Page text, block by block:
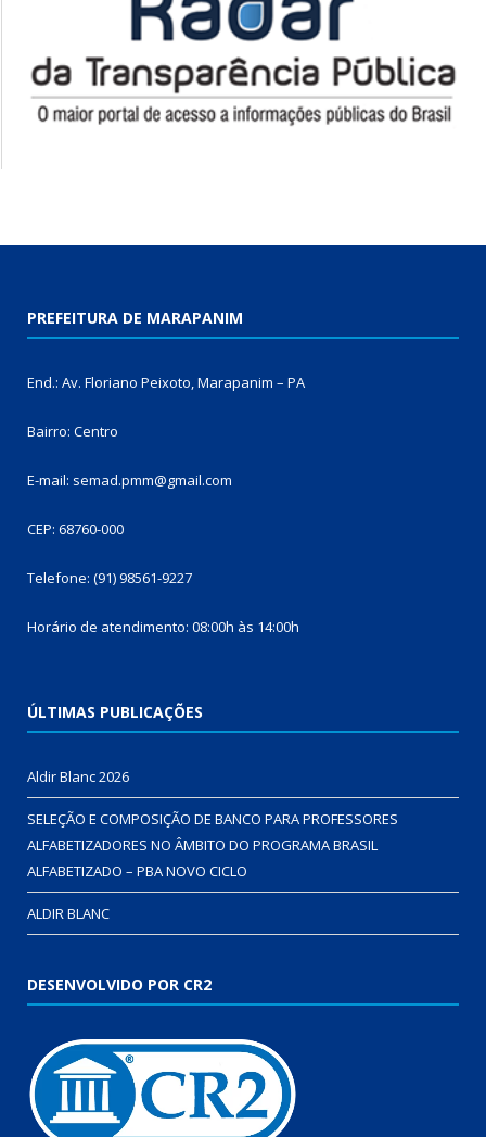
PREFEITURA DE MARAPANIM
End.: Av. Floriano Peixoto, Marapanim – PA
Bairro: Centro
E-mail: semad.pmm@gmail.com
CEP: 68760-000
Telefone: (91) 98561-9227
Horário de atendimento: 08:00h às 14:00h
ÚLTIMAS PUBLICAÇÕES
Aldir Blanc 2026
SELEÇÃO E COMPOSIÇÃO DE BANCO PARA PROFESSORES
ALFABETIZADORES NO ÂMBITO DO PROGRAMA BRASIL
ALFABETIZADO – PBA NOVO CICLO
ALDIR BLANC
DESENVOLVIDO POR CR2